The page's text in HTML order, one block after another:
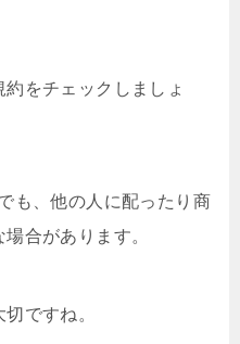
をチェックしましょ
も、他の人に配ったり商
合があります。
ですね。